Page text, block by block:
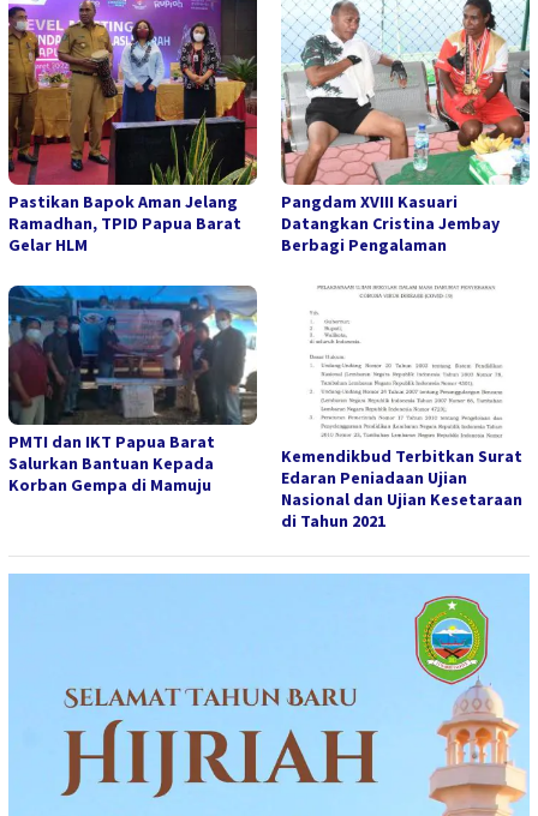
Pastikan Bapok Aman Jelang
Ramadhan, TPID Papua Barat
Gelar HLM
Pangdam XVIII Kasuari
Datangkan Cristina Jembay
Berbagi Pengalaman
PMTI dan IKT Papua Barat
Salurkan Bantuan Kepada
Korban Gempa di Mamuju
Kemendikbud Terbitkan Surat
Edaran Peniadaan Ujian
Nasional dan Ujian Kesetaraan
di Tahun 2021